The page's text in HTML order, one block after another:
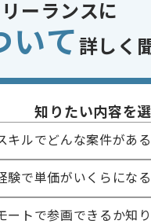
システム開発 , マイグレー
参画実績あり
きます。
上げる場合がございます。
ざいます。
たい方にオススメの案件で
ーランスに
いて 詳しく
知りたい内容を
キルでどんな案件があ
験で単価がいくらにな
ートで参画できるか知